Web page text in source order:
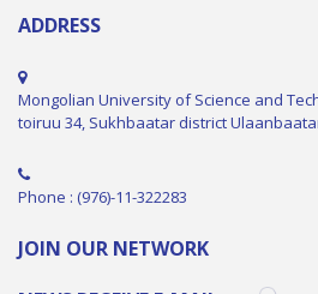
ADDRESS
Mongolian University of Science and
toiruu 34, Sukhbaatar district
Phone : (976)-11-322283
JOIN OUR NETWORK